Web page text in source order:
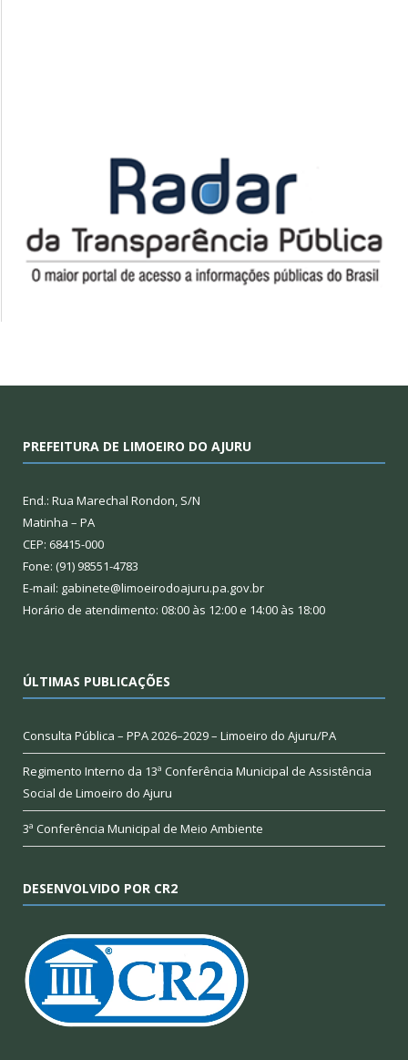
PREFEITURA DE LIMOEIRO DO AJURU
End.: Rua Marechal Rondon, S/N
Matinha – PA
CEP: 68415-000
Fone: (91) 98551-4783
E-mail: gabinete@limoeirodoajuru.pa.gov.br
Horário de atendimento: 08:00 às 12:00 e 14:00 às 18:00
ÚLTIMAS PUBLICAÇÕES
Consulta Pública – PPA 2026–2029 – Limoeiro do Ajuru/PA
Regimento Interno da 13ª Conferência Municipal de Assistência
Social de Limoeiro do Ajuru
3ª Conferência Municipal de Meio Ambiente
DESENVOLVIDO POR CR2